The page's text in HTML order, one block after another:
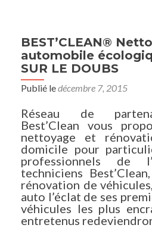
BEST’CLEAN®
automobile
SUR LE DOUBS
Publié ledécembre 7, 2015
Réseau de
Best’Clean vous
nettoyage et
domicile pour
professionnels de
techniciens
rénovation de
auto l’éclat de ses
véhicules les plus
entretenus